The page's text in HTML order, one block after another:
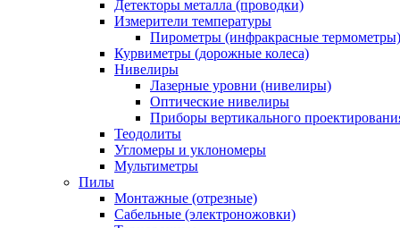
Детекторы металла (проводки)
Измерители температуры
Пирометры (инфракрасные термометры)
Курвиметры (дорожные колеса)
Нивелиры
Лазерные уровни (нивелиры)
Оптические нивелиры
Приборы вертикального
Теодолиты
Угломеры и уклономеры
Мультиметры
Пилы
Монтажные (отрезные)
Сабельные (электроножовки)